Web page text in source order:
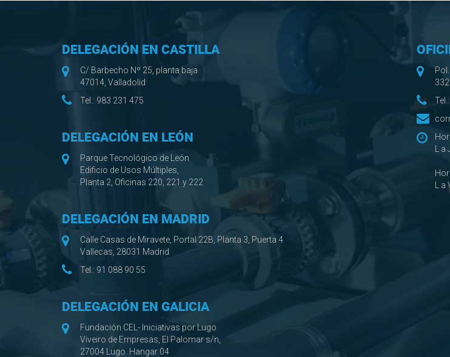
DELEGACIÓN EN CASTILLA
C/ Barbecho Nº 25, planta baja
47014, Valladolid
Tel.: 983 231 475
DELEGACIÓN EN LEÓN
Parque Tecnológico de León
Edificio de Usos Múltiples,
Planta 2, Oficinas 220, 221 y 222
DELEGACIÓN EN MADRID
Calle Casas de Miravete, Portal 22B, Planta 3, Puerta 4
Vallecas, 28031 Madrid
Tel.: 91 088 90 55
DELEGACIÓN EN GALICIA
Fundación CEL- Iniciativas por Lugo
Viveiro de Empresas, El Palomar s/n,
27004 Lugo. Hangar 04
Tel.:
L
L